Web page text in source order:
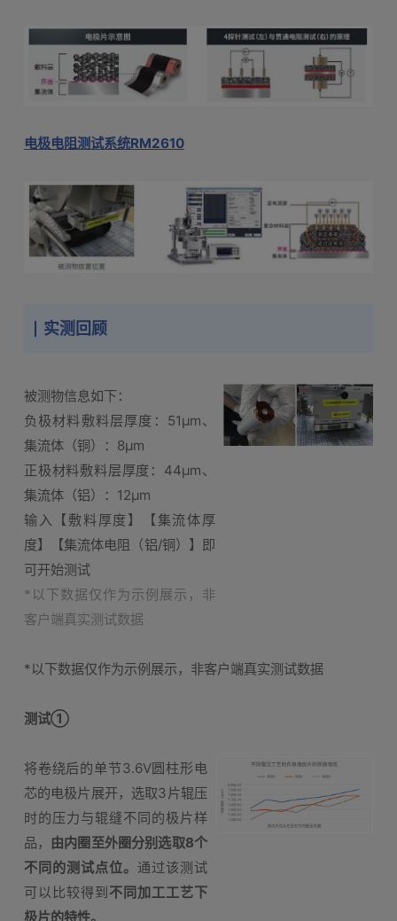
电极电阻测试系统RM2610
实测回顾
被测物信息如下：
负极材料敷料层厚度：51μm、
集流体（铜）：8μm
正极材料敷料层厚度：44μm、
集流体（铝）：12μm
输入【敷料厚度】【集流体厚
度】【集流体电阻（铝/铜）】即
可开始测试
*以下数据仅作为示例展示，非
客户端真实测试数据
*以下数据仅作为示例展示，非客户端真实测试数据
测试①
将卷绕后的单节3.6V圆柱形电
芯的电极片展开，选取3片辊压
时的压力与辊缝不同的极片样
品， 由内圈至外圈分别选取8个
不同的测试点位。 通过该测试
可以比较得到 不同加工工艺下
极片的特性。